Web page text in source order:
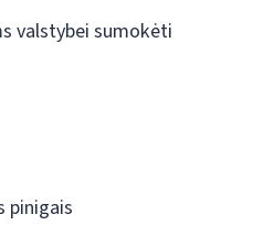
valstybei sumokėti
pinigais